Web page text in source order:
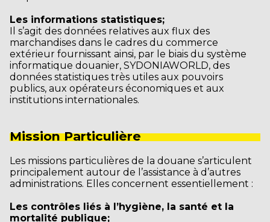
Les informations statistiques;
Il s’agit des données relatives aux flux des
marchandises dans le cadres du commerce
extérieur fournissant ainsi, par le biais du système
informatique douanier, SYDONIAWORLD, des
données statistiques très utiles aux pouvoirs
publics, aux opérateurs économiques et aux
institutions internationales.
Mission Particulière
Les missions particulières de la douane s’articulent
principalement autour de l’assistance à d’autres
administrations. Elles concernent essentiellement :
Les contrôles liés à l’hygiène, la santé et la
mortalité publique;